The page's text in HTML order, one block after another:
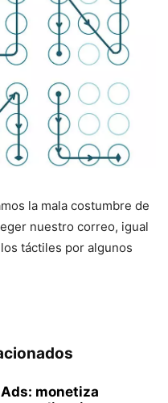
la mala costumbre de
nuestro correo, igual
táctiles por algunos
monetiza